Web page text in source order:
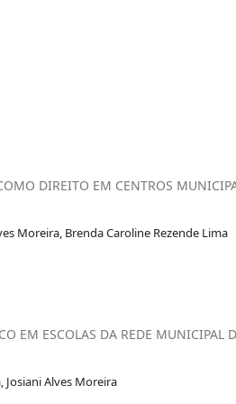
DIREITO EM CENTROS
Moreira, Brenda Caroline Rezende Lima
EM ESCOLAS DA REDE MUNICIPAL
Josiani Alves Moreira